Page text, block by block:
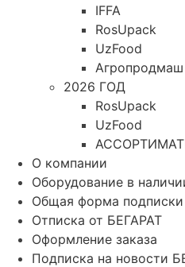
IFFA
RosUpack
UzFood
Агропродмаш
2026 ГОД
RosUpack
UzFood
О компании
Оборудование в
Общая форма подписки
Отписка от БЕГАРАТ
Оформление заказа
Подписка на новости